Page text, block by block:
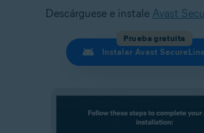
Descárguese e instale Avast
Prueba gratuita
Instalar Avast